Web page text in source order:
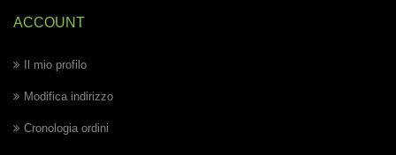
ACCOUNT
Il mio profilo
Modifica indirizzo
Cronologia ordini